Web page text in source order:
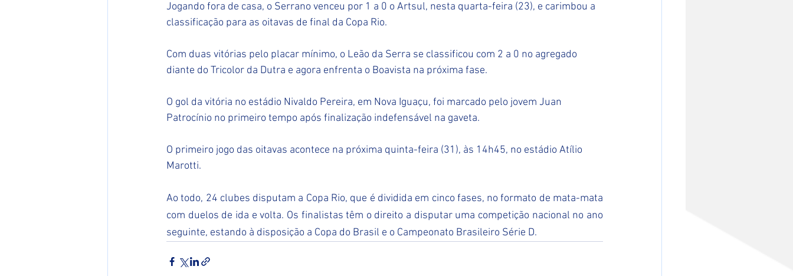
Jogando fora de casa, o Serrano venceu por 1 a 0 o Artsul, nesta quarta-feira (23), e carimbou a
classificação para as oitavas de final da Copa Rio.
Com duas vitórias pelo placar mínimo, o Leão da Serra se classificou com 2 a 0 no agregado
diante do Tricolor da Dutra e agora enfrenta o Boavista na próxima fase.
O gol da vitória no estádio Nivaldo Pereira, em Nova Iguaçu, foi marcado pelo jovem Juan
Patrocínio no primeiro tempo após finalização indefensável na gaveta.
O primeiro jogo das oitavas acontece na próxima quinta-feira (31), às 14h45, no estádio Atílio
Marotti.
Ao todo, 24 clubes disputam a Copa Rio, que é dividida em cinco fases, no formato de mata-mata
com duelos de ida e volta. Os finalistas têm o direito a disputar uma competição nacional no ano
seguinte, estando à disposição a Copa do Brasil e o Campeonato Brasileiro Série D.